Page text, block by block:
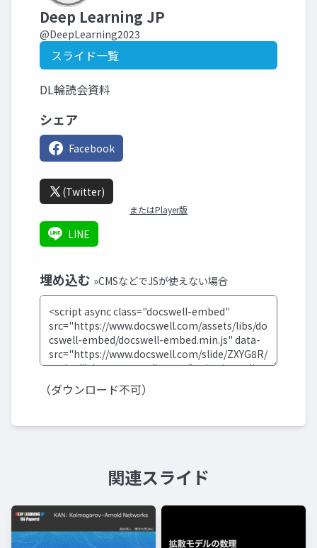
Deep Learning JP
@DeepLearning2023
スライド一覧
DL輪読会資料
シェア
Facebook
(Twitter)
またはPlayer版
LINE
埋め込む »CMSなどでJSが使えない場合
（ダウンロード不可）
関連スライド